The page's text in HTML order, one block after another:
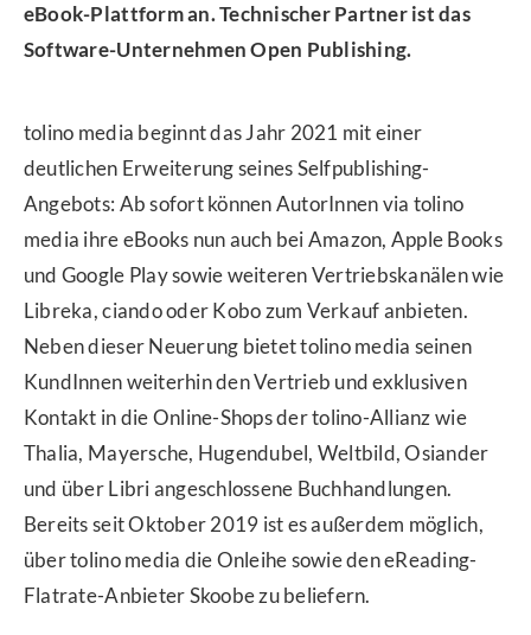
eBook-Plattform an. Technischer Partner ist das
Software-Unternehmen Open Publishing.
tolino media beginnt das Jahr 2021 mit einer
deutlichen Erweiterung seines Selfpublishing-
Angebots: Ab sofort können AutorInnen via tolino
media ihre eBooks nun auch bei Amazon, Apple Books
und Google Play sowie weiteren Vertriebskanälen wie
Libreka, ciando oder Kobo zum Verkauf anbieten.
Neben dieser Neuerung bietet tolino media seinen
KundInnen weiterhin den Vertrieb und exklusiven
Kontakt in die Online-Shops der tolino-Allianz wie
Thalia, Mayersche, Hugendubel, Weltbild, Osiander
und über Libri angeschlossene Buchhandlungen.
Bereits seit Oktober 2019 ist es außerdem möglich,
über tolino media die Onleihe sowie den eReading-
Flatrate-Anbieter Skoobe zu beliefern.